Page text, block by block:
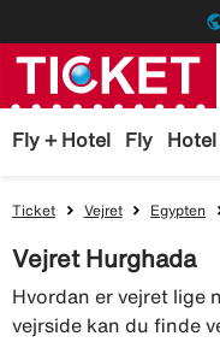
Fly + Hotel Fly Hotel
Ticket Vejret Egypten
Vejret Hurghada
Hvordan er vejret lige
vejrside kan du finde